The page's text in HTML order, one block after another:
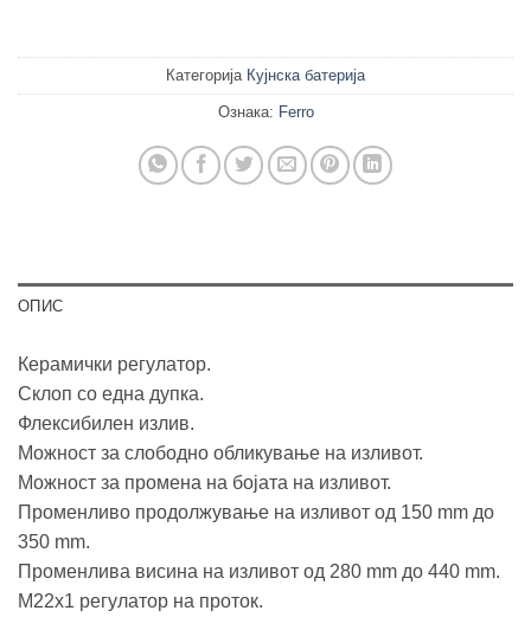
Категорија Кујнска батерија
Ознака: Ferro
ОПИС
Керамички регулатор.
Склоп со една дупка.
Флексибилен излив.
Можност за слободно обликување на изливот.
Можност за промена на бојата на изливот.
Променливо продолжување на изливот од 150 mm до
350 mm.
Променлива висина на изливот од 280 mm до 440 mm.
М22х1 регулатор на проток.